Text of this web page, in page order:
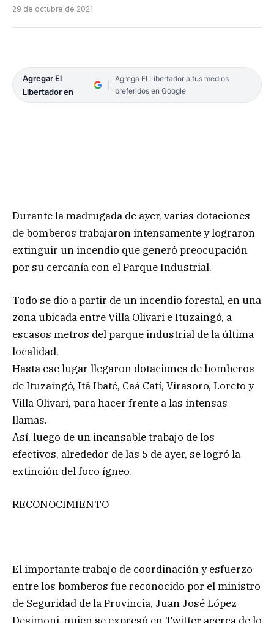
29 de octubre de 2021
Agregar El
Libertador en
Agrega El Libertador a tus medios
preferidos en Google
Durante la madrugada de ayer, varias dotaciones
de bomberos trabajaron intensamente y lograron
extinguir un incendio que generó preocupación
por su cercanía con el Parque Industrial.
Todo se dio a partir de un incendio forestal, en una
zona ubicada entre Villa Olivari e Ituzaingó, a
escasos metros del parque industrial de la última
localidad.
Hasta ese lugar llegaron dotaciones de bomberos
de Ituzaingó, Itá Ibaté, Caá Catí, Virasoro, Loreto y
Villa Olivari, para hacer frente a las intensas
llamas.
Así, luego de un incansable trabajo de los
efectivos, alrededor de las 5 de ayer, se logró la
extinción del foco ígneo.
RECONOCIMIENTO
El importante trabajo de coordinación y esfuerzo
entre los bomberos fue reconocido por el ministro
de Seguridad de la Provincia, Juan José López